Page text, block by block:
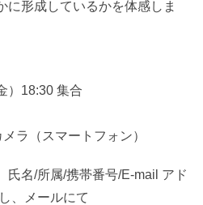
に形成しているかを体感しま
）18:30 集合
ラ（スマートフォン）
氏名/所属/携帯番号/E-mail アド
、メールにて